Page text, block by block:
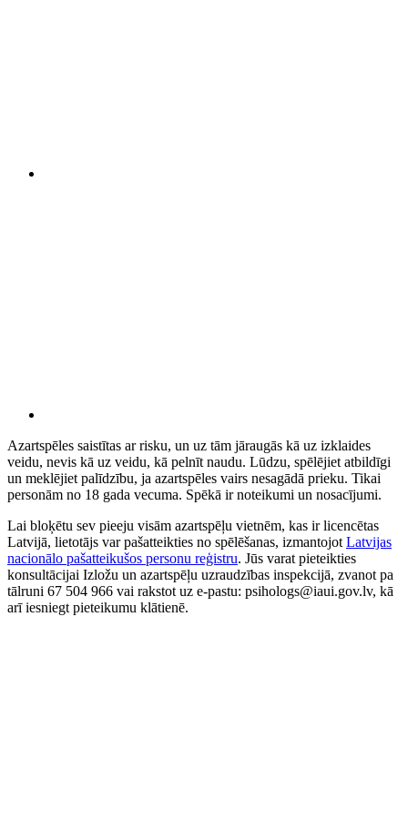
Azartspēles saistītas ar risku, un uz tām jāraugās kā uz izklaides
veidu, nevis kā uz veidu, kā pelnīt naudu. Lūdzu, spēlējiet atbildīgi
un meklējiet palīdzību, ja azartspēles vairs nesagādā prieku. Tikai
personām no 18 gada vecuma. Spēkā ir noteikumi un nosacījumi.
Lai bloķētu sev pieeju visām azartspēļu vietnēm, kas ir licencētas
Latvijā, lietotājs var pašatteikties no spēlēšanas, izmantojot Latvijas
nacionālo pašatteikušos personu reģistru. Jūs varat pieteikties
konsultācijai Izložu un azartspēļu uzraudzības inspekcijā, zvanot pa
tālruni 67 504 966 vai rakstot uz e-pastu: psihologs@iaui.gov.lv, kā
arī iesniegt pieteikumu klātienē.